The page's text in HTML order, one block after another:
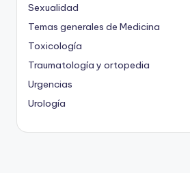
Sexualidad
Temas generales de Medicina
Toxicología
Traumatología y ortopedia
Urgencias
Urología